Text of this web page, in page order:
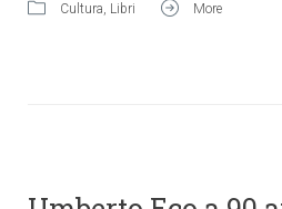
Cultura, Libri More